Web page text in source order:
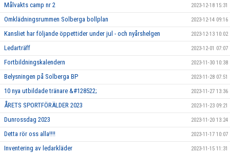
Målvakts camp nr 2 2023-12-18 15:31
Omklädningsrummen Solberga bollplan 2023-12-14 09:16
Kansliet har följande öppettider under jul - och nyårshelgen 2023-12-13 10:02
Ledarträff 2023-12-01 07:07
Fortbildningskalendern 2023-11-30 10:38
Belysningen på Solberga BP 2023-11-28 07:51
10 nya utbildade tränare &#128522; 2023-11-27 13:36
ÅRETS SPORTFÖRÄLDER 2023 2023-11-23 09:21
Dunrossdag 2023 2023-11-20 13:24
Detta rör oss alla!!!! 2023-11-17 10:07
Inventering av ledarkläder 2023-11-15 11:31